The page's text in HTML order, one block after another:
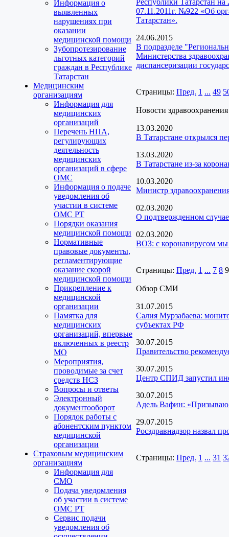
Информация о
выявленных
нарушениях при
оказании
медицинской помощи
Зубопротезирование
льготных категорий
граждан в Республике
Татарстан
Медицинским
организациям
Информация для
медицинских
организаций
Перечень НПА,
регулирующих
деятельность
медицинских
организаций в сфере
ОМС
Информация о подаче
уведомления об
участии в системе
ОМС РТ
Порядки оказания
медицинской помощи
Нормативные
правовые документы,
регламентирующие
оказание скорой
медицинской помощи
Прикрепление к
медицинской
организации
Памятка для
медицинских
организаций, впервые
включенных в реестр
МО
Мероприятия,
проводимые за счет
средств НСЗ
Вопросы и ответы
Электронный
документооборот
Порядок работы с
абонентским пунктом
медицинской
организации
Страховым медицинским
организациям
Информация для
СМО
Подача уведомления
об участии в системе
ОМС РТ
Сервис подачи
уведомления об
Республики Татарстан
07.11.2011г. №922 «Об
Татарстан».
24.06.2015
В подразделе
Министерства
диспансеризации
Страницы: Пред. 1 ... 49
Новости здравоохранения
13.03.2020
В Татарстане открылся
13.03.2020
В Татарстане из-за
10.03.2020
Министр
02.03.2020
О подтвержденном
02.03.2020
ВОЗ: с коронавирусом мы
Страницы: Пред. 1 ... 7 8 9
Обзор СМИ
31.07.2015
Салия Мурзабаева:
субъектах РФ
30.07.2015
Правительство
30.07.2015
Центр СПИД запустил
30.07.2015
Адель Вафин: «Призываю
29.07.2015
Росздравнадзор назвал
Страницы: Пред. 1 ... 31